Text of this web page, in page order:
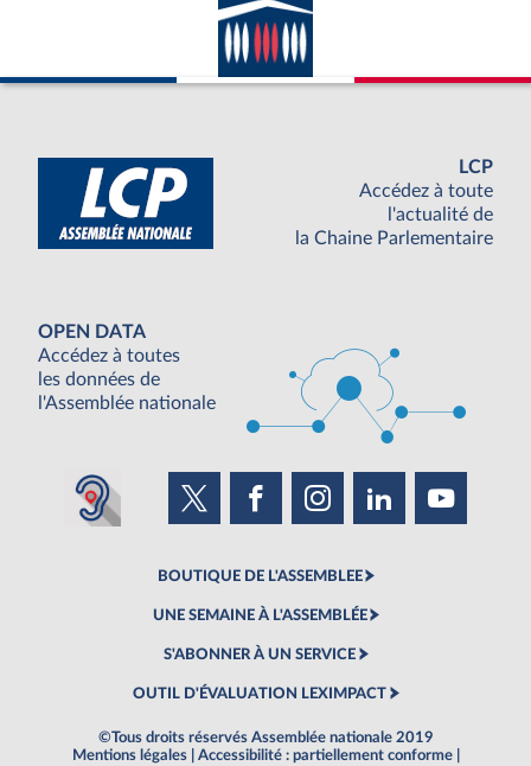
LCP
Accédez à toute
l'actualité de
la Chaine Parlementaire
OPEN DATA
Accédez à toutes
les données de
l'Assemblée nationale
BOUTIQUE DE L'ASSEMBLEE
UNE SEMAINE À L'ASSEMBLÉE
S'ABONNER À UN SERVICE
OUTIL D'ÉVALUATION LEXIMPACT
©Tous droits réservés Assemblée nationale 2019
Mentions légales
Accessibilité : partiellement conforme